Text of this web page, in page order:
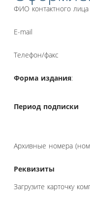
ФИО контактного лица
E-mail
Телефон/факс
Форма издания:
Период подписки
Архивные номера
Реквизиты
Загрузите карточку